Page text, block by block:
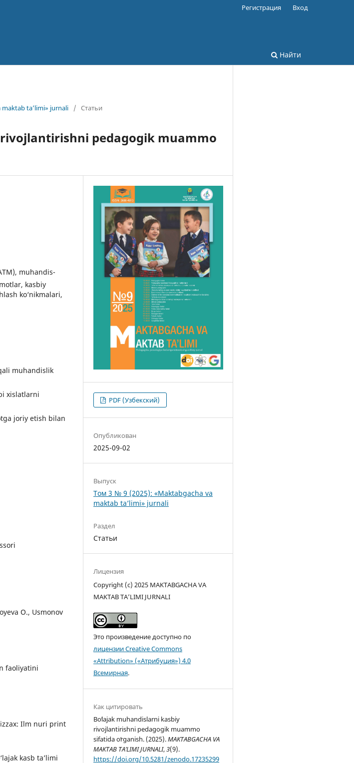
Найти
Регистрация Вход
ta’limi» jurnali / Статьи
pedagogik muammo
muhandis-
kasbiy
ko‘nikmalari,
muhandislik
xislatlarni
joriy etish bilan
O., Usmonov
faoliyatini
Ilm nuri print
kasb ta’limi
PDF (Узбекский)
Опубликован
2025-09-02
Выпуск
Том 3 № 9 (2025): «Maktabgacha va
maktab ta’limi» jurnali
Раздел
Статьи
Лицензия
Copyright (c) 2025 MAKTABGACHA VA
MAKTAB TA’LIMI JURNALI
Это произведение доступно по
лицензии Creative Commons
«Attribution» («Атрибуция») 4.0
Всемирная.
Как цитировать
Boʻlajak muhandislarni kasbiy
rivojlantirishni pedagogik muammo
sifatida oʻrganish. (2025).MAKTABGACHA VA
MAKTAB TA’LIMI JURNALI,3(9).
https://doi.org/10.5281/zenodo.17235299